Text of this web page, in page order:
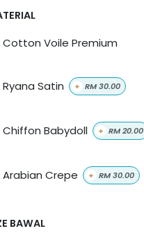
Cotton Voile Premium
Ryana Satin + RM30.00
Chiffon Babydoll + RM20.00
Arabian Crepe + RM30.00
BAWAL